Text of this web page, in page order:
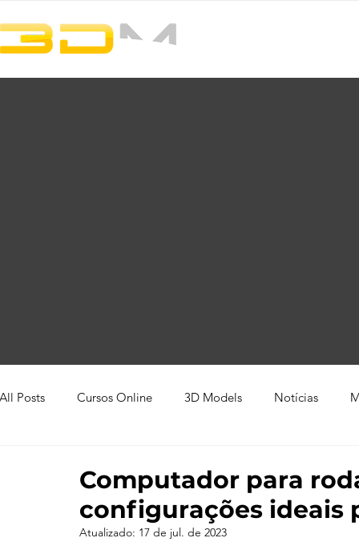
All Posts Cursos Online 3D Models Notícias
Trabalhos em Andamento Vray
Computador para
configurações ideais
Atualizado: 17 de jul. de 2023